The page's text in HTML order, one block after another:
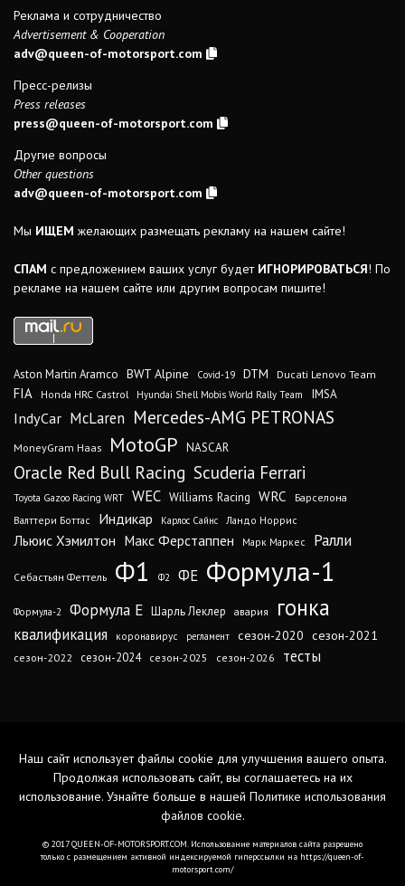
Реклама и сотрудничество
Advertisement & Cooperation
adv@queen-of-motorsport.com
Пресс-релизы
Press releases
press@queen-of-motorsport.com
Другие вопросы
Other questions
adv@queen-of-motorsport.com
Мы ИЩЕМ желающих размещать рекламу на нашем сайте!
СПАМ с предложением ваших услуг будет ИГНОРИРОВАТЬСЯ! По
рекламе на нашем сайте или другим вопросам пишите!
Aston Martin Aramco BWT Alpine Covid-19 DTM Ducati Lenovo Team
FIA Honda HRC Castrol Hyundai Shell Mobis World Rally Team IMSA
IndyCar McLaren Mercedes-AMG PETRONAS
MoneyGram Haas MotoGP NASCAR
Oracle Red Bull Racing Scuderia Ferrari
Toyota Gazoo Racing WRT WEC Williams Racing WRC
Барселона
Валттери Боттас
Индикар Карлос Сайнс Ландо Норрис
Льюис Хэмилтон Макс Ферстаппен Марк Маркес Ралли
Себастьян Феттель Ф1 Ф2 ФЕ Формула-1
Формула-2 Формула Е Шарль Леклер авария гонка
квалификация коронавирус регламент сезон-2020 сезон-2021
сезон-2022 сезон-2024 сезон-2025 сезон-2026 тесты
Наш сайт использует файлы cookie для улучшения вашего опыта.
Продолжая использовать сайт, вы соглашаетесь на их
использование. Узнайте больше в нашей Политике использования
файлов cookie.
© 2017 QUEEN-OF-MOTORSPORT.COM. Использование материалов сайта разрешено
только с размещением активной индексируемой гиперссылки на https://queen-of-
motorsport.com/